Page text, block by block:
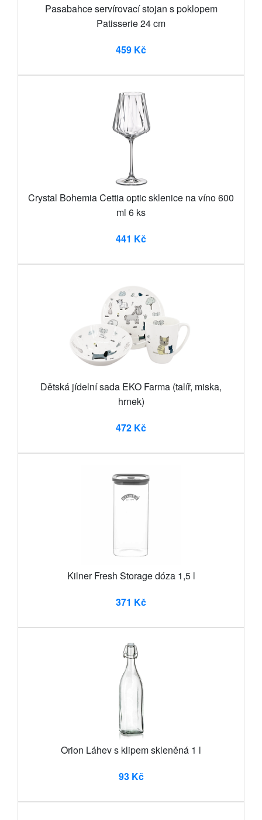
Pasabahce servírovací stojan s poklopem
Patisserie 24 cm
459 Kč
Crystal Bohemia Cettia optic sklenice na víno 600
ml 6 ks
441 Kč
Dětská jídelní sada EKO Farma (talíř, miska,
hrnek)
472 Kč
Kilner Fresh Storage dóza 1,5 l
371 Kč
Orion Láhev s klipem skleněná 1 l
93 Kč